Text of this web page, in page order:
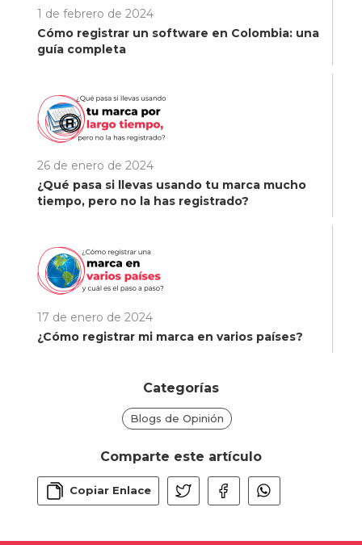
1 de febrero de 2024
Cómo registrar un software en Colombia: una
guía completa
26 de enero de 2024
¿Qué pasa si llevas usando tu marca mucho
tiempo, pero no la has registrado?
17 de enero de 2024
¿Cómo registrar mi marca en varios países?
Categorías
Blogs de Opinión
Comparte este artículo
Copiar Enlace